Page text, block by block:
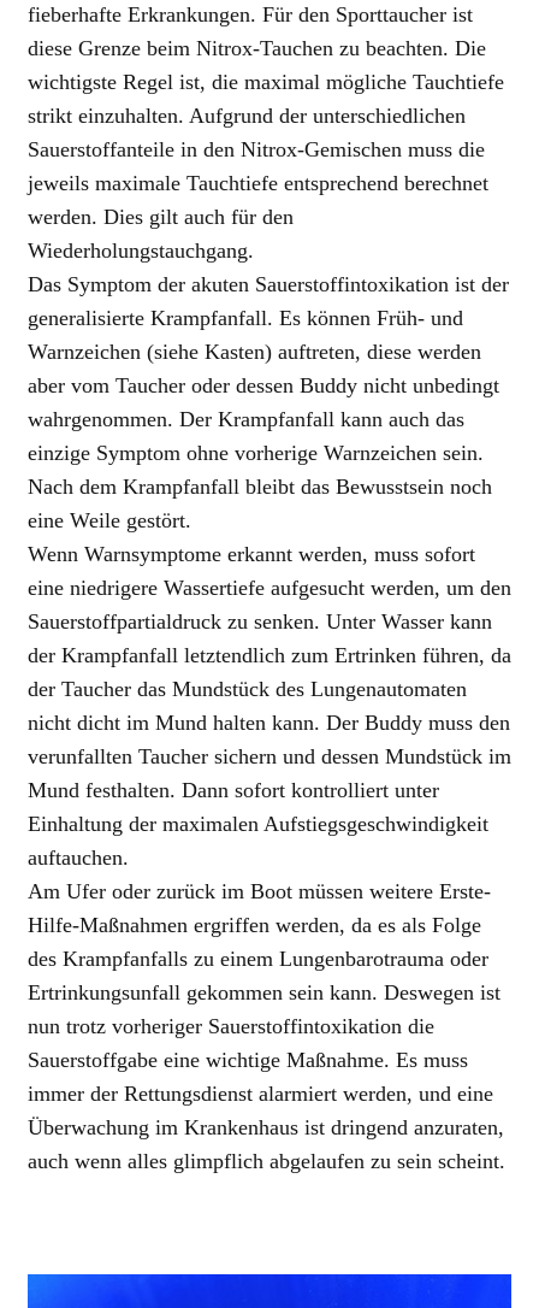
fieberhafte Erkrankungen. Für den Sporttaucher ist
diese Grenze beim Nitrox-Tauchen zu beachten. Die
wichtigste Regel ist, die maximal mögliche Tauchtiefe
strikt einzuhalten. Aufgrund der unterschiedlichen
Sauerstoffanteile in den Nitrox-Gemischen muss die
jeweils maximale Tauchtiefe entsprechend berechnet
werden. Dies gilt auch für den
Wiederholungstauchgang.
Das Symptom der akuten Sauerstoffintoxikation ist der
generalisierte Krampfanfall. Es können Früh- und
Warnzeichen (siehe Kasten) auftreten, diese werden
aber vom Taucher oder dessen Buddy nicht unbedingt
wahrgenommen. Der Krampfanfall kann auch das
einzige Symptom ohne vorherige Warnzeichen sein.
Nach dem Krampfanfall bleibt das Bewusstsein noch
eine Weile gestört.
Wenn Warnsymptome erkannt werden, muss sofort
eine niedrigere Wassertiefe aufgesucht werden, um den
Sauerstoffpartialdruck zu senken. Unter Wasser kann
der Krampfanfall letztendlich zum Ertrinken führen, da
der Taucher das Mundstück des Lungenautomaten
nicht dicht im Mund halten kann. Der Buddy muss den
verunfallten Taucher sichern und dessen Mundstück im
Mund festhalten. Dann sofort kontrolliert unter
Einhaltung der maximalen Aufstiegsgeschwindigkeit
auftauchen.
Am Ufer oder zurück im Boot müssen weitere Erste-
Hilfe-Maßnahmen ergriffen werden, da es als Folge
des Krampfanfalls zu einem Lungenbarotrauma oder
Ertrinkungsunfall gekommen sein kann. Deswegen ist
nun trotz vorheriger Sauerstoffintoxikation die
Sauerstoffgabe eine wichtige Maßnahme. Es muss
immer der Rettungsdienst alarmiert werden, und eine
Überwachung im Krankenhaus ist dringend anzuraten,
auch wenn alles glimpflich abgelaufen zu sein scheint.